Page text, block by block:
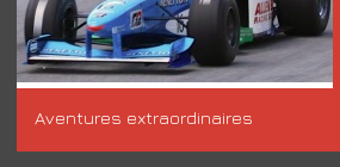
Aventures extraordinaires